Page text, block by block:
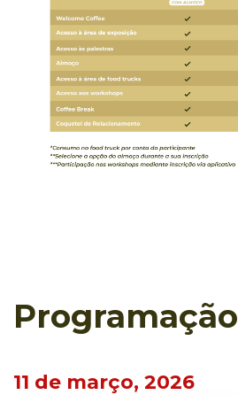
Programação
11 de março, 2026